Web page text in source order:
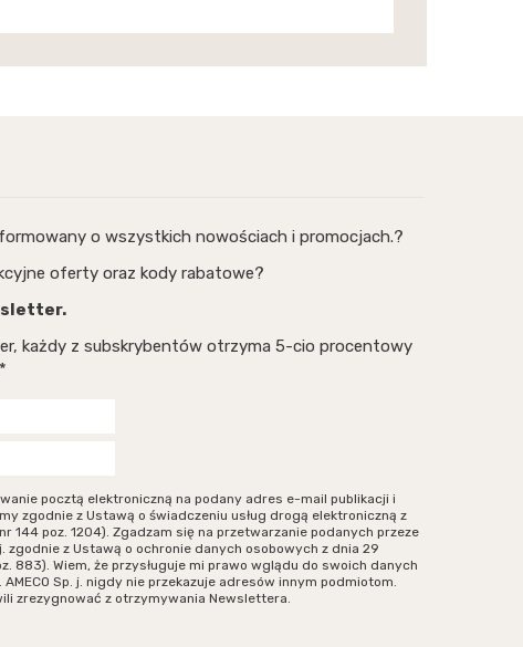
o wszystkich nowościach i promocjach.?
oferty oraz kody rabatowe?
każdy z subskrybentów otrzyma 5-cio procentowy
pocztą elektroniczną na podany adres e-mail publikacji i
zgodnie z Ustawą o świadczeniu usług drogą elektroniczną z
144 poz. 1204). Zgadzam się na przetwarzanie podanych przeze
zgodnie z Ustawą o ochronie danych osobowych z dnia 29
883). Wiem, że przysługuje mi prawo wglądu do swoich danych
Sp. j. nigdy nie przekazuje adresów innym podmiotom.
zrezygnować z otrzymywania Newslettera.